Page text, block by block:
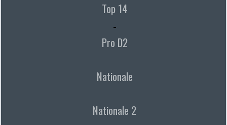
Top 14
-
Pro D2
Nationale
Nationale 2